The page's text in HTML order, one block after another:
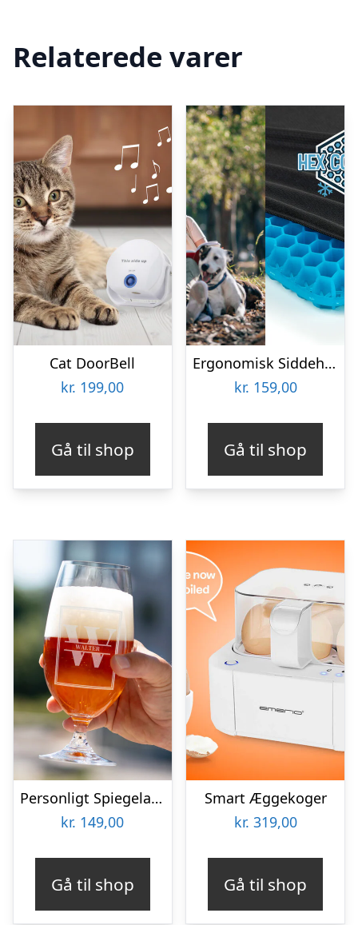
Relaterede varer
Cat DoorBell
kr. 199,00
Gå til shop
Ergonomisk Siddehynde i Gel
kr. 159,00
Gå til shop
Personligt Spiegelau Ølglas med Gravering – Bogstav & Navn
kr. 149,00
Gå til shop
Smart Æggekoger
kr. 319,00
Gå til shop